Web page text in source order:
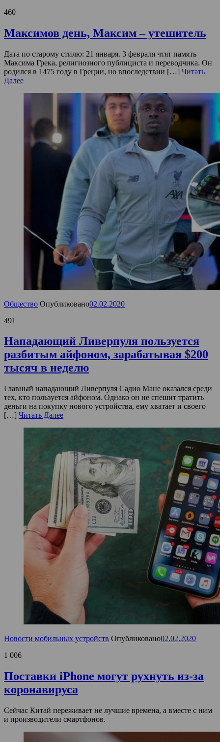
460
Максимов день, Максим – утешитель
Дата по старому стилю: 21 января. 3 февраля чтят память
Максима Грека, религиозного публициста и переводчика. Он
родился в 1475 году в Греции, но впоследствии […] Читать
Далее
Общество Опубликовано02.02.2020
491
Нападающий Ливерпуля пользуется
разбитым айфоном, зарабатывая $200
тысяч в неделю
Главный нападающий Ливерпуля Садио Мане оказался среди
тех, кто пользуется айфоном. Однако он не спешит тратить
деньги на покупку нового устройства, ему хватает и своего
[…] Читать Далее
Новости мобильных устройств Опубликовано02.02.2020
1 006
Поставки iPhone могут рухнуть из-за
коронавируса
Сейчас Китай переживает не лучшие времена, а вместе с ним
и производители смартфонов.